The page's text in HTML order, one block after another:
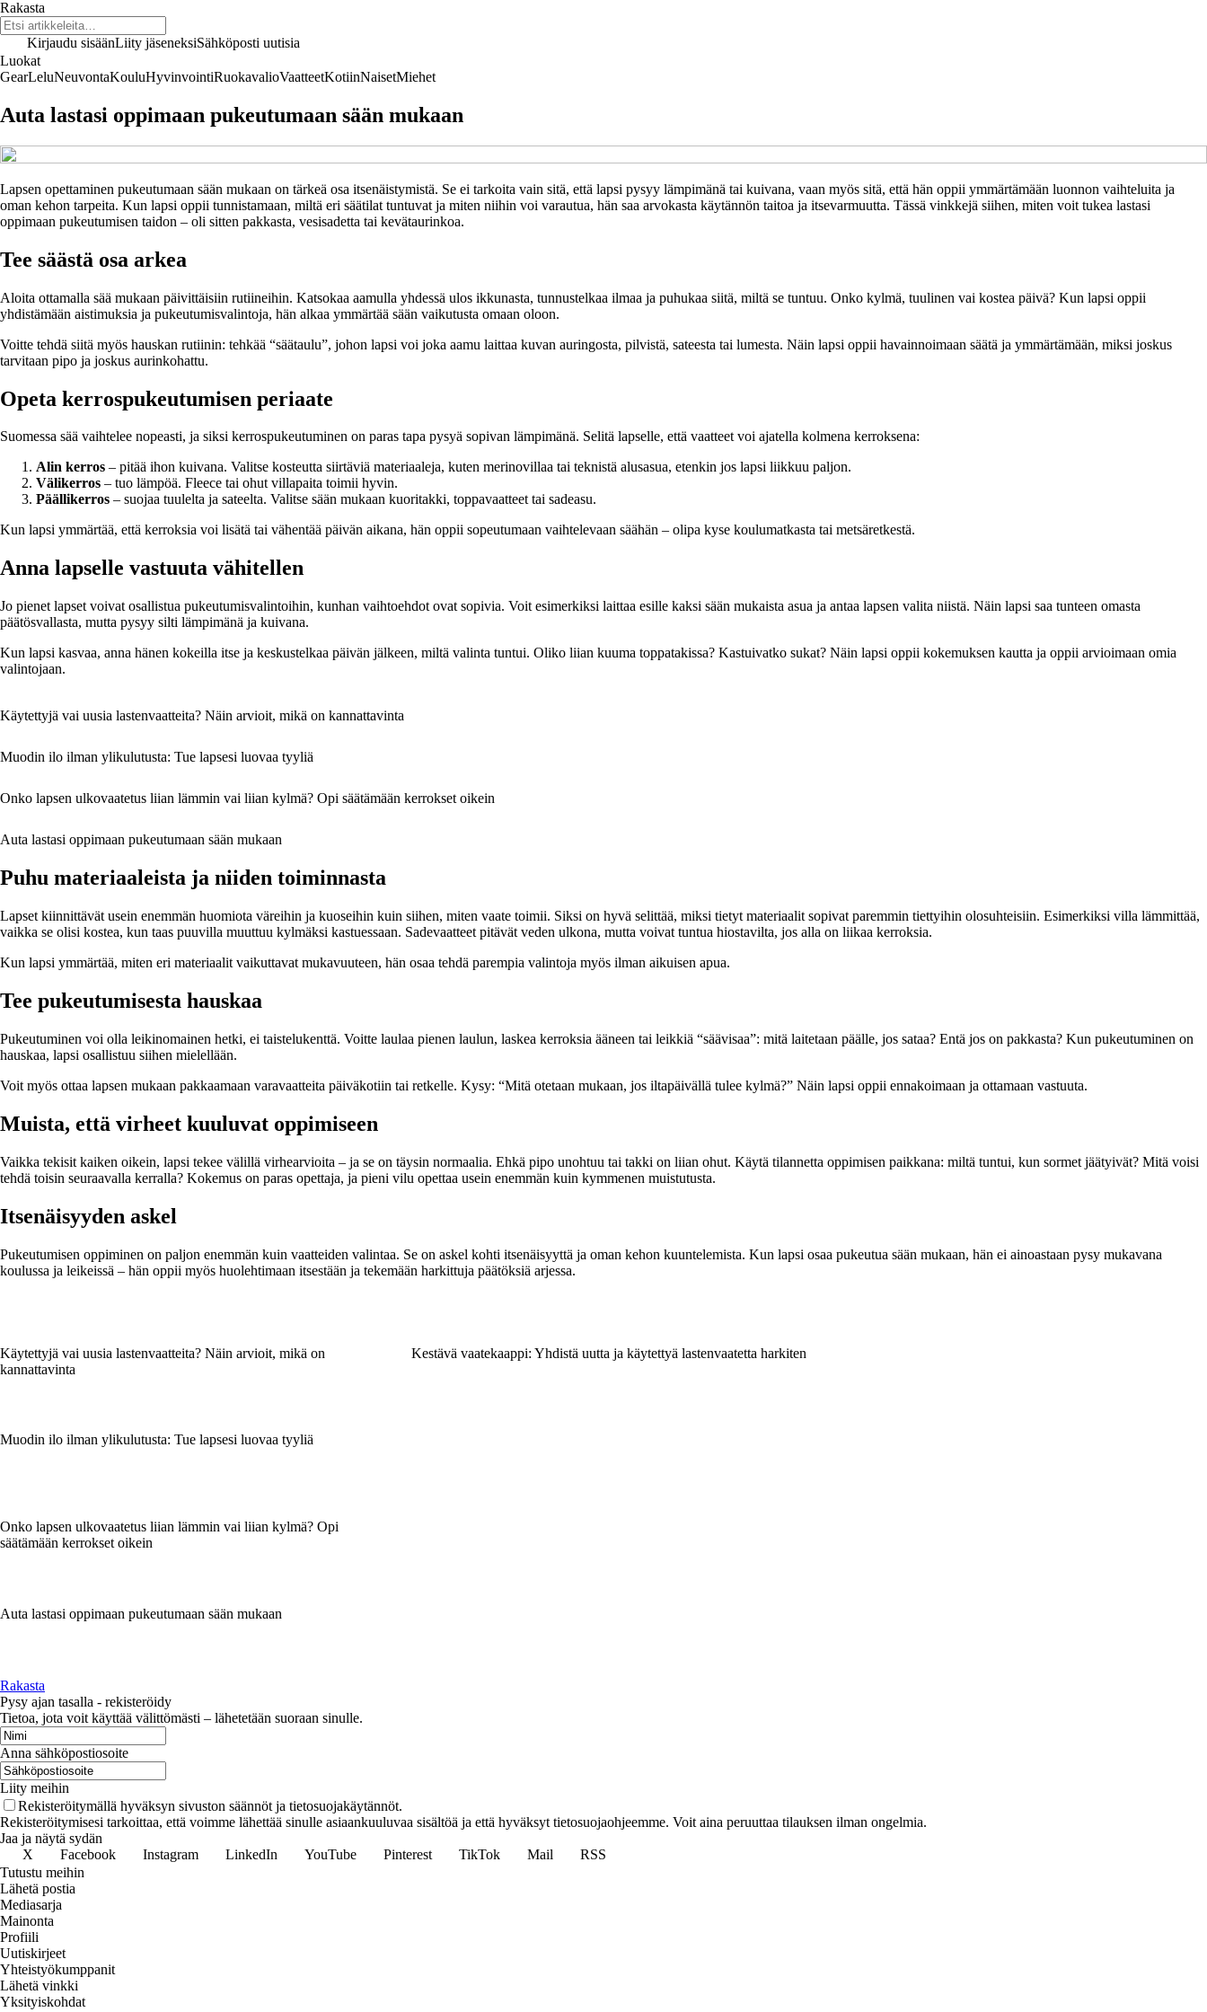
Rakasta
Kirjaudu sisäänLiity jäseneksiSähköposti uutisia
Luokat
GearLeluNeuvontaKouluHyvinvointiRuokavalioVaatteetKotiinNaisetMiehet
Auta lastasi oppimaan pukeutumaan sään mukaan
Lapsen opettaminen pukeutumaan sään mukaan on tärkeä osa itsenäistymistä. Se ei tarkoita vain sitä, että lapsi pysyy lämpimänä tai kuivana, vaan myös sitä, että hän oppii ymmärtämään luonnon vaihteluita ja
oman kehon tarpeita. Kun lapsi oppii tunnistamaan, miltä eri säätilat tuntuvat ja miten niihin voi varautua, hän saa arvokasta käytännön taitoa ja itsevarmuutta. Tässä vinkkejä siihen, miten voit tukea lastasi
oppimaan pukeutumisen taidon – oli sitten pakkasta, vesisadetta tai kevätaurinkoa.
Tee säästä osa arkea
Aloita ottamalla sää mukaan päivittäisiin rutiineihin. Katsokaa aamulla yhdessä ulos ikkunasta, tunnustelkaa ilmaa ja puhukaa siitä, miltä se tuntuu. Onko kylmä, tuulinen vai kostea päivä? Kun lapsi oppii
yhdistämään aistimuksia ja pukeutumisvalintoja, hän alkaa ymmärtää sään vaikutusta omaan oloon.
Voitte tehdä siitä myös hauskan rutiinin: tehkää “säätaulu”, johon lapsi voi joka aamu laittaa kuvan auringosta, pilvistä, sateesta tai lumesta. Näin lapsi oppii havainnoimaan säätä ja ymmärtämään, miksi joskus
tarvitaan pipo ja joskus aurinkohattu.
Opeta kerrospukeutumisen periaate
Suomessa sää vaihtelee nopeasti, ja siksi kerrospukeutuminen on paras tapa pysyä sopivan lämpimänä. Selitä lapselle, että vaatteet voi ajatella kolmena kerroksena:
Alin kerros – pitää ihon kuivana. Valitse kosteutta siirtäviä materiaaleja, kuten merinovillaa tai teknistä alusasua, etenkin jos lapsi liikkuu paljon.
Välikerros – tuo lämpöä. Fleece tai ohut villapaita toimii hyvin.
Päällikerros – suojaa tuulelta ja sateelta. Valitse sään mukaan kuoritakki, toppavaatteet tai sadeasu.
Kun lapsi ymmärtää, että kerroksia voi lisätä tai vähentää päivän aikana, hän oppii sopeutumaan vaihtelevaan säähän – olipa kyse koulumatkasta tai metsäretkestä.
Anna lapselle vastuuta vähitellen
Jo pienet lapset voivat osallistua pukeutumisvalintoihin, kunhan vaihtoehdot ovat sopivia. Voit esimerkiksi laittaa esille kaksi sään mukaista asua ja antaa lapsen valita niistä. Näin lapsi saa tunteen omasta
päätösvallasta, mutta pysyy silti lämpimänä ja kuivana.
Kun lapsi kasvaa, anna hänen kokeilla itse ja keskustelkaa päivän jälkeen, miltä valinta tuntui. Oliko liian kuuma toppatakissa? Kastuivatko sukat? Näin lapsi oppii kokemuksen kautta ja oppii arvioimaan omia
valintojaan.
Käytettyjä vai uusia lastenvaatteita? Näin arvioit, mikä on kannattavinta
Muodin ilo ilman ylikulutusta: Tue lapsesi luovaa tyyliä
Onko lapsen ulkovaatetus liian lämmin vai liian kylmä? Opi säätämään kerrokset oikein
Auta lastasi oppimaan pukeutumaan sään mukaan
Puhu materiaaleista ja niiden toiminnasta
Lapset kiinnittävät usein enemmän huomiota väreihin ja kuoseihin kuin siihen, miten vaate toimii. Siksi on hyvä selittää, miksi tietyt materiaalit sopivat paremmin tiettyihin olosuhteisiin. Esimerkiksi villa lämmittää,
vaikka se olisi kostea, kun taas puuvilla muuttuu kylmäksi kastuessaan. Sadevaatteet pitävät veden ulkona, mutta voivat tuntua hiostavilta, jos alla on liikaa kerroksia.
Kun lapsi ymmärtää, miten eri materiaalit vaikuttavat mukavuuteen, hän osaa tehdä parempia valintoja myös ilman aikuisen apua.
Tee pukeutumisesta hauskaa
Pukeutuminen voi olla leikinomainen hetki, ei taistelukenttä. Voitte laulaa pienen laulun, laskea kerroksia ääneen tai leikkiä “säävisaa”: mitä laitetaan päälle, jos sataa? Entä jos on pakkasta? Kun pukeutuminen on
hauskaa, lapsi osallistuu siihen mielellään.
Voit myös ottaa lapsen mukaan pakkaamaan varavaatteita päiväkotiin tai retkelle. Kysy: “Mitä otetaan mukaan, jos iltapäivällä tulee kylmä?” Näin lapsi oppii ennakoimaan ja ottamaan vastuuta.
Muista, että virheet kuuluvat oppimiseen
Vaikka tekisit kaiken oikein, lapsi tekee välillä virhearvioita – ja se on täysin normaalia. Ehkä pipo unohtuu tai takki on liian ohut. Käytä tilannetta oppimisen paikkana: miltä tuntui, kun sormet jäätyivät? Mitä voisi
tehdä toisin seuraavalla kerralla? Kokemus on paras opettaja, ja pieni vilu opettaa usein enemmän kuin kymmenen muistutusta.
Itsenäisyyden askel
Pukeutumisen oppiminen on paljon enemmän kuin vaatteiden valintaa. Se on askel kohti itsenäisyyttä ja oman kehon kuuntelemista. Kun lapsi osaa pukeutua sään mukaan, hän ei ainoastaan pysy mukavana
koulussa ja leikeissä – hän oppii myös huolehtimaan itsestään ja tekemään harkittuja päätöksiä arjessa.
Käytettyjä vai uusia lastenvaatteita? Näin arvioit, mikä on
kannattavinta
Muodin ilo ilman ylikulutusta: Tue lapsesi luovaa tyyliä
Onko lapsen ulkovaatetus liian lämmin vai liian kylmä? Opi
säätämään kerrokset oikein
Auta lastasi oppimaan pukeutumaan sään mukaan
Kestävä vaatekaappi: Yhdistä uutta ja käytettyä lastenvaatetta harkiten
Rakasta
Pysy ajan tasalla - rekisteröidy
Tietoa, jota voit käyttää välittömästi – lähetetään suoraan sinulle.
Anna sähköpostiosoite
Liity meihin
Rekisteröitymällä hyväksyn sivuston säännöt ja tietosuojakäytännöt.
Rekisteröitymisesi tarkoittaa, että voimme lähettää sinulle asiaankuuluvaa sisältöä ja että hyväksyt tietosuojaohjeemme. Voit aina peruuttaa tilauksen ilman ongelmia.
Jaa ja näytä sydän
X
Facebook Instagram LinkedIn YouTube Pinterest TikTok Mail
RSS
Tutustu meihin
Lähetä postia
Mediasarja
Mainonta
Profiili
Uutiskirjeet
Yhteistyökumppanit
Lähetä vinkki
Yksityiskohdat